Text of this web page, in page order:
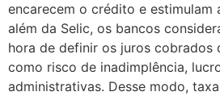
encarecem o crédito e estimulam
além da Selic, os bancos
hora de definir os juros cobrados
como risco de inadimplência,
administrativas. Desse modo,